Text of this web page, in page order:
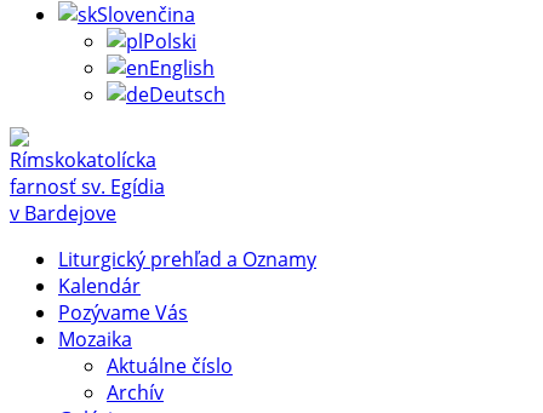
Slovenčina
Polski
English
Deutsch
Liturgický prehľad a Oznamy
Kalendár
Pozývame Vás
Mozaika
Aktuálne číslo
Archív